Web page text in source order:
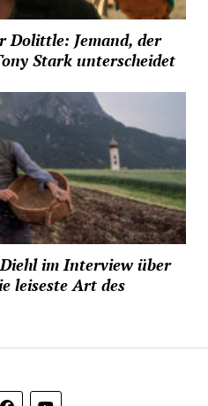
Dolittle: Jemand, der
Stark unterscheidet
im Interview über
leiseste Art des